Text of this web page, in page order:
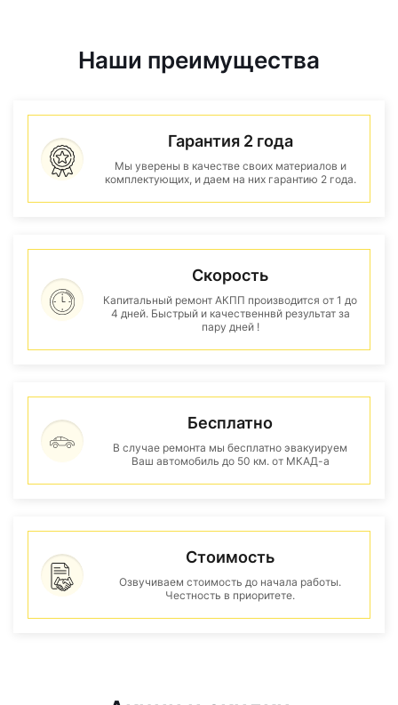
Наши преимущества
Гарантия 2 года
Мы уверены в качестве своих материалов и
комплектующих, и даем на них гарантию 2 года.
Скорость
Капитальный ремонт АКПП производится от 1 до
4 дней. Быстрый и качественнвй результат за
пару дней !
Бесплатно
В случае ремонта мы бесплатно эвакуируем
Ваш автомобиль до 50 км. от МКАД-а
Стоимость
Озвучиваем стоимость до начала работы.
Честность в приоритете.